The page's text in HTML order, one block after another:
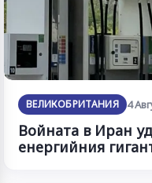
ВЕЛИКОБРИТАНИЯ 4
Войната в Иран
енергийния